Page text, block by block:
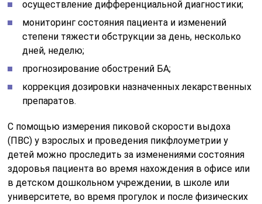
осуществление дифференциальной диагностики;
мониторинг состояния пациента и изменений
степени тяжести обструкции за день, несколько
дней, неделю;
прогнозирование обострений БА;
коррекция дозировки назначенных лекарственных
препаратов.
С помощью измерения пиковой скорости выдоха
(ПВС) у взрослых и проведения пикфлоуметрии у
детей можно проследить за изменениями состояния
здоровья пациента во время нахождения в офисе или
в детском дошкольном учреждении, в школе или
университете, во время прогулок и после физических